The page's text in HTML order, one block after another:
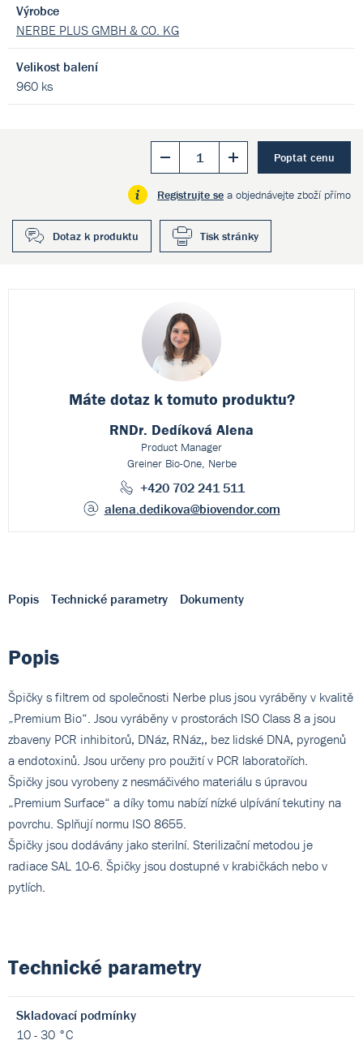
Výrobce
NERBE PLUS GMBH & CO. KG
Velikost balení
960 ks
Poptat cenu
Registrujte se a objednávejte zboží přímo
Dotaz k produktu Tisk stránky
Máte dotaz k tomuto produktu?
RNDr. Dedíková Alena
Product Manager
Greiner Bio-One, Nerbe
+420 702 241 511
alena.dedikova@biovendor.com
Popis Technické parametry Dokumenty
Popis
Špičky s filtrem od společnosti Nerbe plus jsou vyráběny v kvalitě
„Premium Bio“. Jsou vyráběny v prostorách ISO Class 8 a jsou
zbaveny PCR inhibitorů, DNáz, RNáz,, bez lidské DNA, pyrogenů
a endotoxinů. Jsou určeny pro použití v PCR laboratořích.
Špičky jsou vyrobeny z nesmáčivého materiálu s úpravou
„Premium Surface“ a díky tomu nabízí nízké ulpívání tekutiny na
povrchu. Splňují normu ISO 8655.
Špičky jsou dodávány jako sterilní. Sterilizační metodou je
radiace SAL 10-6. Špičky jsou dostupné v krabičkách nebo v
pytlích.
Technické parametry
Skladovací podmínky
10 - 30 °C